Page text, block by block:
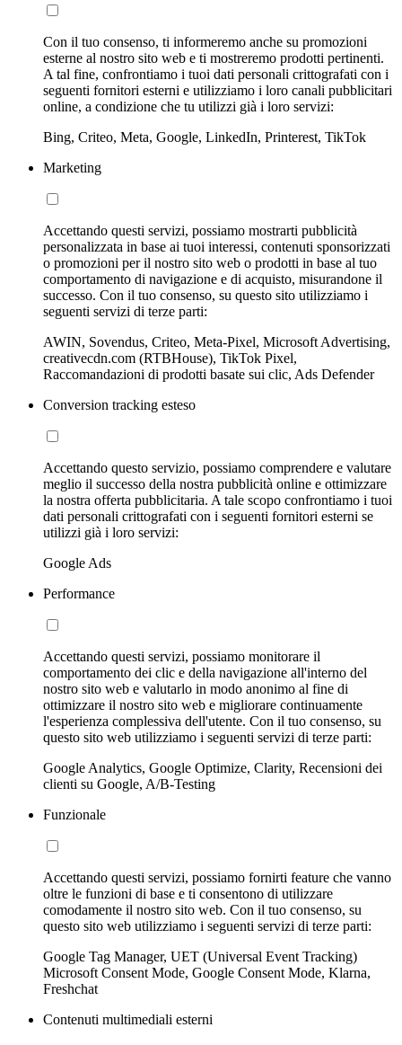
Con il tuo consenso, ti informeremo anche su promozioni
esterne al nostro sito web e ti mostreremo prodotti pertinenti.
A tal fine, confrontiamo i tuoi dati personali crittografati con i
seguenti fornitori esterni e utilizziamo i loro canali pubblicitari
online, a condizione che tu utilizzi già i loro servizi:
Bing, Criteo, Meta, Google, LinkedIn, Printerest, TikTok
Marketing
Accettando questi servizi, possiamo mostrarti pubblicità
personalizzata in base ai tuoi interessi, contenuti sponsorizzati
o promozioni per il nostro sito web o prodotti in base al tuo
comportamento di navigazione e di acquisto, misurandone il
successo. Con il tuo consenso, su questo sito utilizziamo i
seguenti servizi di terze parti:
AWIN, Sovendus, Criteo, Meta-Pixel, Microsoft Advertising,
creativecdn.com (RTBHouse), TikTok Pixel,
Raccomandazioni di prodotti basate sui clic, Ads Defender
Conversion tracking esteso
Accettando questo servizio, possiamo comprendere e valutare
meglio il successo della nostra pubblicità online e ottimizzare
la nostra offerta pubblicitaria. A tale scopo confrontiamo i tuoi
dati personali crittografati con i seguenti fornitori esterni se
utilizzi già i loro servizi:
Google Ads
Performance
Accettando questi servizi, possiamo monitorare il
comportamento dei clic e della navigazione all'interno del
nostro sito web e valutarlo in modo anonimo al fine di
ottimizzare il nostro sito web e migliorare continuamente
l'esperienza complessiva dell'utente. Con il tuo consenso, su
questo sito web utilizziamo i seguenti servizi di terze parti:
Google Analytics, Google Optimize, Clarity, Recensioni dei
clienti su Google, A/B-Testing
Funzionale
Accettando questi servizi, possiamo fornirti feature che vanno
oltre le funzioni di base e ti consentono di utilizzare
comodamente il nostro sito web. Con il tuo consenso, su
questo sito web utilizziamo i seguenti servizi di terze parti:
Google Tag Manager, UET (Universal Event Tracking)
Microsoft Consent Mode, Google Consent Mode, Klarna,
Freshchat
Contenuti multimediali esterni